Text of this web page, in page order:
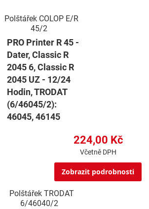
Polštářek COLOP E/R
45/2
PRO Printer R 45 -
Dater, Classic R
2045 6, Classic R
2045 UZ - 12/24
Hodin, TRODAT
(6/46045/2):
46045, 46145
224,00 Kč
Včetně DPH
Zobrazit podrobnosti
Polštářek TRODAT
6/46040/2